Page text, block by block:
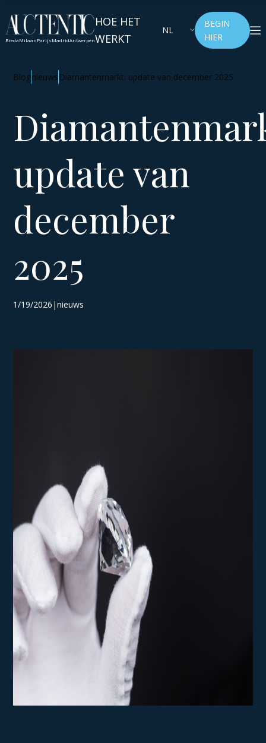
BredaMilaanParijsMadridAntwerpen
HOE HET
WERKT
NL
BEGIN
HIER
Blognieuws Diamantenmarkt: update van december 2025
update van
december
2025
1/19/2026|nieuws